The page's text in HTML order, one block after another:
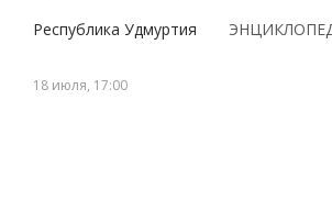
Республика Удмуртия
18 июля, 17:00